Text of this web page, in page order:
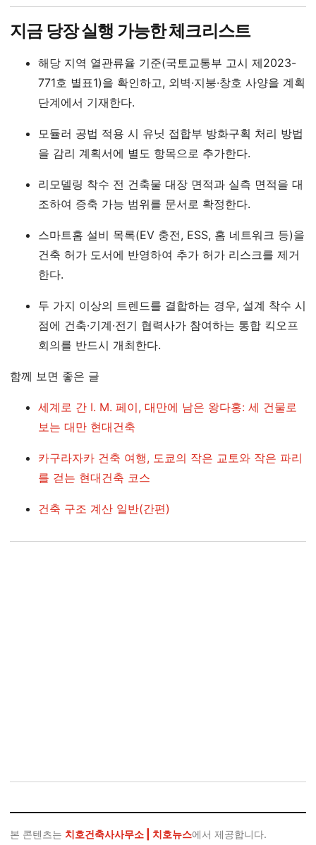
지금 당장 실행 가능한 체크리스트
해당 지역 열관류율 기준(국토교통부 고시 제2023-
771호 별표1)을 확인하고, 외벽·지붕·창호 사양을 계획
단계에서 기재한다.
모듈러 공법 적용 시 유닛 접합부 방화구획 처리 방법
을 감리 계획서에 별도 항목으로 추가한다.
리모델링 착수 전 건축물 대장 면적과 실측 면적을 대
조하여 증축 가능 범위를 문서로 확정한다.
스마트홈 설비 목록(EV 충전, ESS, 홈 네트워크 등)을
건축 허가 도서에 반영하여 추가 허가 리스크를 제거
한다.
두 가지 이상의 트렌드를 결합하는 경우, 설계 착수 시
점에 건축·기계·전기 협력사가 참여하는 통합 킥오프
회의를 반드시 개최한다.
함께 보면 좋은 글
세계로 간 I. M. 페이, 대만에 남은 왕다홍: 세 건물로
보는 대만 현대건축
카구라자카 건축 여행, 도쿄의 작은 교토와 작은 파리
를 걷는 현대건축 코스
건축 구조 계산 일반(간편)
본 콘텐츠는 치호건축사사무소 | 치호뉴스에서 제공합니다.